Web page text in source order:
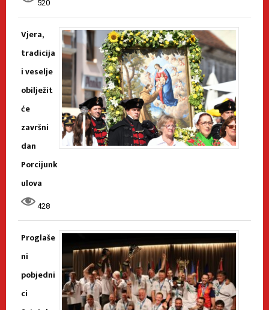
520
Vjera,
tradicija
i veselje
obilježit
će
završni
dan
Porcijunk
ulova
428
Proglaše
ni
pobjedni
ci